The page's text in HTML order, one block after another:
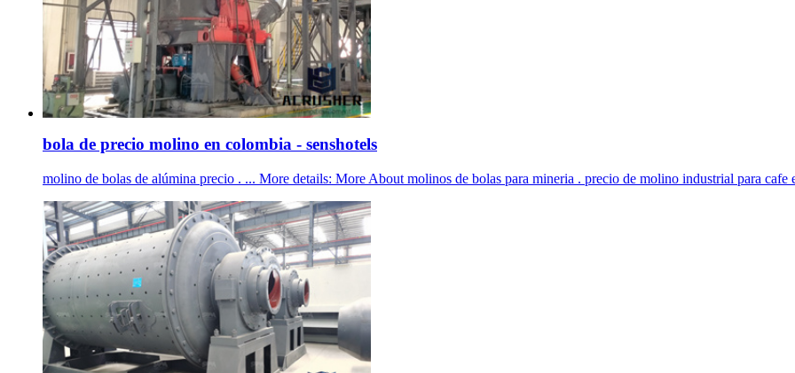
bola de precio molino en colombia - senshotels
molino de bolas de alúmina precio . ... More details: More About molinos de bolas para mineria . precio de molino industrial para cafe